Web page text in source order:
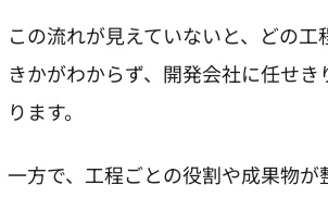
この流れが見えていないと、どの工
きかがわからず、開発会社に任せ
ります。
一方で、工程ごとの役割や成果物が